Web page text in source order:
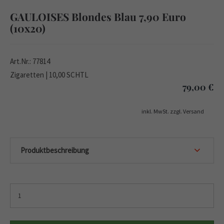
GAULOISES Blondes Blau 7,90 Euro
(10x20)
Art.Nr.: 77814
Zigaretten | 10,00 SCHTL
79,00 €
inkl. MwSt. zzgl. Versand
Produktbeschreibung